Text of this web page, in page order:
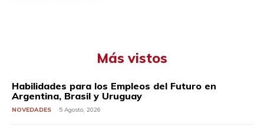
Más vistos
Habilidades para los Empleos del Futuro en
Argentina, Brasil y Uruguay
NOVEDADES 5 Agosto, 2026